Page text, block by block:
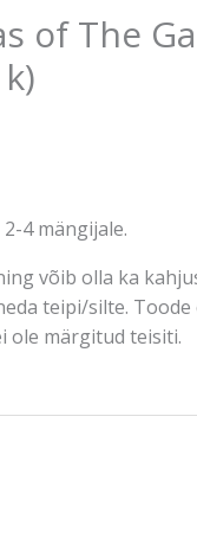
of The
4 mängijale.
võib olla ka
teipi/silte. Toode
ole märgitud teisiti.